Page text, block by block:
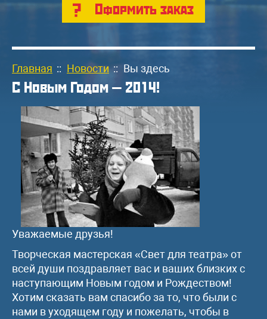
Оформить заказ
Главная :: Новости :: Вы здесь
С Новым Годом — 2014!
Уважаемые друзья!
Творческая мастерская «Свет для театра» от
всей души поздравляет вас и ваших близких с
наступающим Новым годом и Рождеством!
Хотим сказать вам спасибо за то, что были с
нами в уходящем году и пожелать, чтобы в